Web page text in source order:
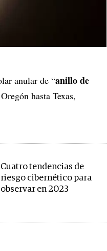
anular de “anillo de
hasta Texas,
Cuatro tendencias de
riesgo cibernético para
observar en 2023